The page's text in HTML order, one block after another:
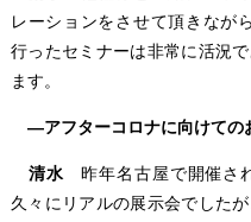
レーションをさせて頂きながら
行ったセミナーは非常に活況
ます。
―アフターコロナに向けての
清水 昨年名古屋で開催さ
久々にリアルの展示会でした